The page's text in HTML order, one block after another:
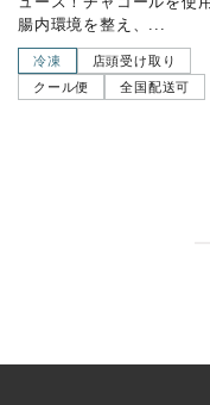
腸内環境を整え、...
冷凍
店頭受け取り
クール便
全国配送可